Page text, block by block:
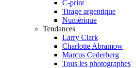
C-print
Tirage argentique
Numérique
Tendances
Larry Clark
Charlotte Abramow
Marcus Cederberg
Tous les photographes